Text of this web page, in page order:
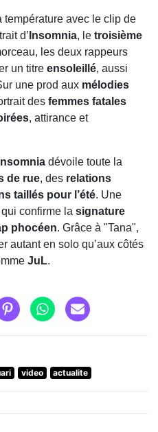
température avec le clip de
d’ Insomnia, le troisième
les deux rappeurs
un titre ensoleillé, aussi
une prod aux mélodies
des femmes fatales
, attirance et
Insomnia dévoile toute la
de rue, des relations
taillés pour l’été. Une
confirme la signature
phocéen. Grâce à "Tana",
autant en solo qu’aux côtés
JuL.
video actualite